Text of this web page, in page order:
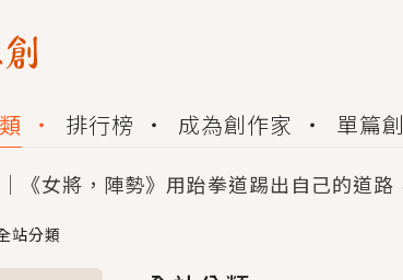
排行榜 成為創作家 單篇
《女將，陣勢》用跆拳道踢出自己的道路
｜華文小說創作首選！有機會獲得豐富
站分類